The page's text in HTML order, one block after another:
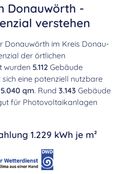
Donauwörth -
verstehen
Donauwörth im Kreis Donau-
der örtlichen
wurden 5.112 Gebäude
eine potenziell nutzbare
qm. Rund 3.143 Gebäude
für Photovoltaikanlagen
1.229 kWh je m²